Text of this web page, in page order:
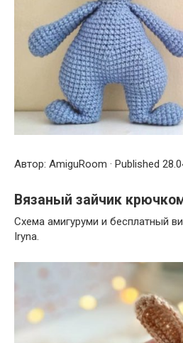
Автор: AmiguRoom · Published
Вязаный зайчик
Схема амигуруми и бесплатный
Iryna.